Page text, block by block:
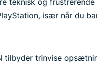
teknisk og
især når du
tilbyder trinvise